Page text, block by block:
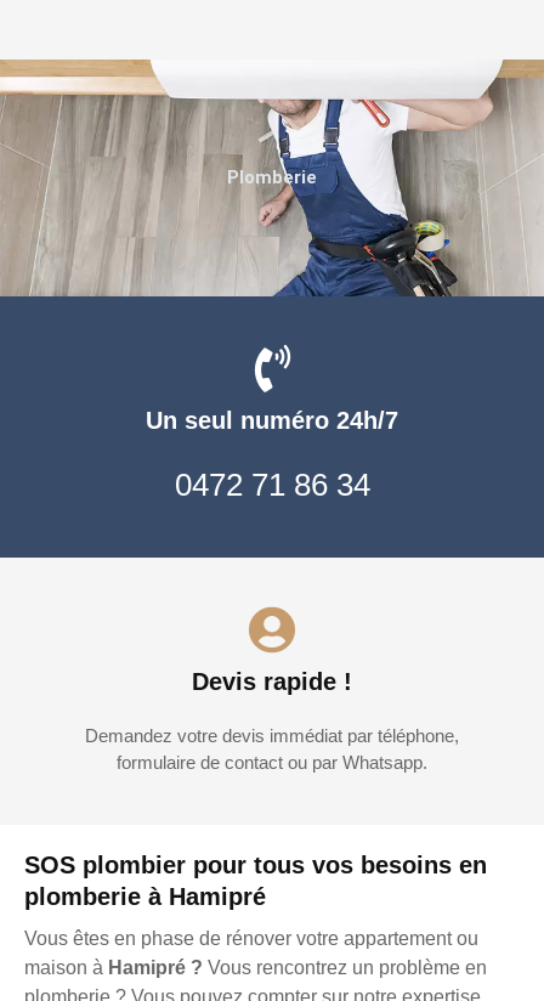
SOS plombier pour tous vos besoins en
plomberie à Hamipré
Vous êtes en phase de rénover votre appartement ou
maison à Hamipré ? Vous rencontrez un problème en
Un seul numéro 24h/7
0472 71 86 34
Devis rapide !
Demandez votre devis immédiat par téléphone,
formulaire de contact ou par Whatsapp.
Plomberie